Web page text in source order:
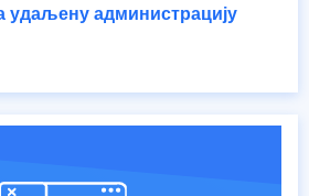
удаљену администрацију